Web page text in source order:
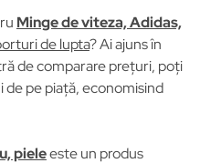
Minge de viteza, Adidas,
de lupta? Ai ajuns în
de comparare prețuri, poți
de pe piață, economisind
pieleeste un produs